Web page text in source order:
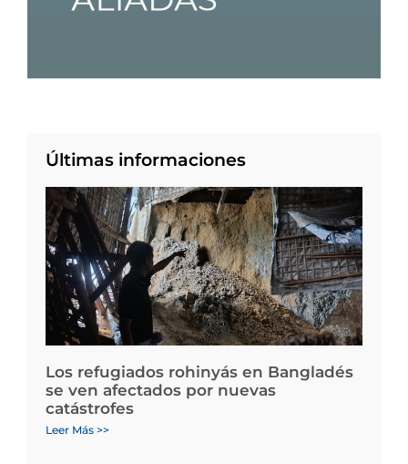
Últimas informaciones
Los refugiados rohinyás en Bangladés
se ven afectados por nuevas
catástrofes
Leer Más >>